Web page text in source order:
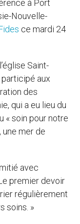
à Port
Nouvelle-
ce mardi 24
Saint-
participé aux
des
qui a eu lieu du
« soin pour notre
une mer de
avec
premier devoir
régulièrement
soins. »